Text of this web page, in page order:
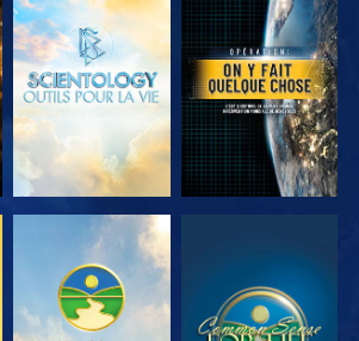
DÉCOUVRIR
LES SÉRIES
REGARDER
REGARDER REGARDER